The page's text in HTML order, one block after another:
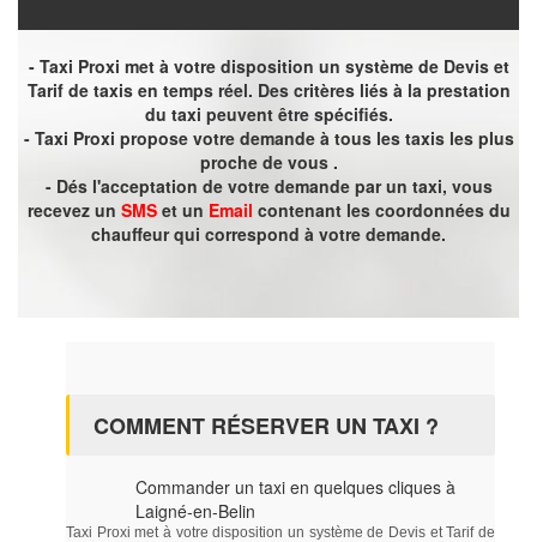
- Taxi Proxi met à votre disposition un système de Devis et
Tarif de taxis en temps réel. Des critères liés à la prestation
du taxi peuvent être spécifiés.
- Taxi Proxi propose votre demande à tous les taxis les plus
proche de vous .
- Dés l'acceptation de votre demande par un taxi, vous
recevez un SMSet un Email contenant les coordonnées du
chauffeur qui correspond à votre demande.
COMMENT RÉSERVER UN TAXI ?
Commander un taxi en quelques cliques à
Laigné-en-Belin
Taxi Proxi met à votre disposition un système de Devis et Tarif de